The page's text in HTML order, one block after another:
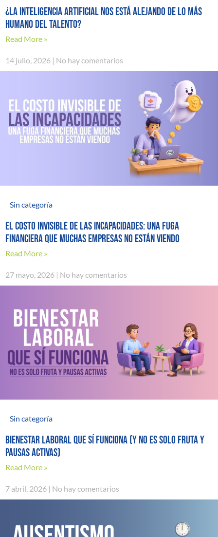
¿La inteligencia artificial nos está alejando de lo más
humano del talento?
Read More »
14 julio, 2026 No hay comentarios
Sin categoría
El costo invisible de las incapacidades: una fuga
financiera que muchas empresas no están viendo
Read More »
27 mayo, 2026 No hay comentarios
Sin categoría
Bienestar laboral que sí funciona (y no es solo fruta y
pausas activas)
Read More »
7 abril, 2026 No hay comentarios